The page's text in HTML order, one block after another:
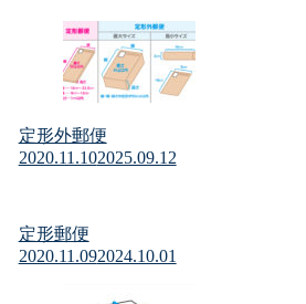
定形外郵便
2020.11.102025.09.12
定形郵便
2020.11.092024.10.01